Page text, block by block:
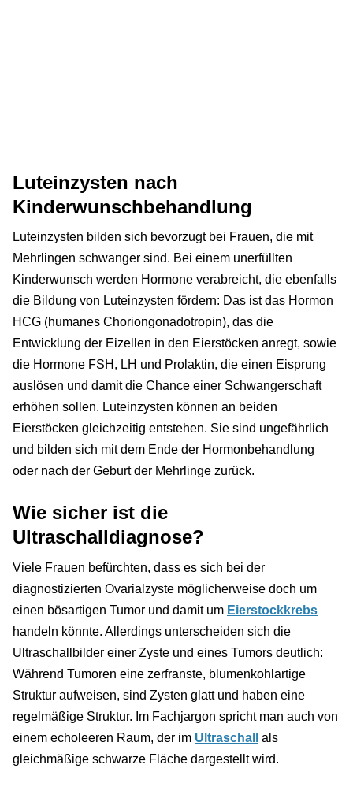
Luteinzysten nach
Kinderwunschbehandlung
Luteinzysten bilden sich bevorzugt bei Frauen, die mit
Mehrlingen schwanger sind. Bei einem unerfüllten
Kinderwunsch werden Hormone verabreicht, die ebenfalls
die Bildung von Luteinzysten fördern: Das ist das Hormon
HCG (humanes Choriongonadotropin), das die
Entwicklung der Eizellen in den Eierstöcken anregt, sowie
die Hormone FSH, LH und Prolaktin, die einen Eisprung
auslösen und damit die Chance einer Schwangerschaft
erhöhen sollen. Luteinzysten können an beiden
Eierstöcken gleichzeitig entstehen. Sie sind ungefährlich
und bilden sich mit dem Ende der Hormonbehandlung
oder nach der Geburt der Mehrlinge zurück.
Wie sicher ist die
Ultraschalldiagnose?
Viele Frauen befürchten, dass es sich bei der
diagnostizierten Ovarialzyste möglicherweise doch um
einen bösartigen Tumor und damit um Eierstockkrebs
handeln könnte. Allerdings unterscheiden sich die
Ultraschallbilder einer Zyste und eines Tumors deutlich:
Während Tumoren eine zerfranste, blumenkohlartige
Struktur aufweisen, sind Zysten glatt und haben eine
regelmäßige Struktur. Im Fachjargon spricht man auch von
einem echoleeren Raum, der im Ultraschall
als
gleichmäßige schwarze Fläche dargestellt wird.